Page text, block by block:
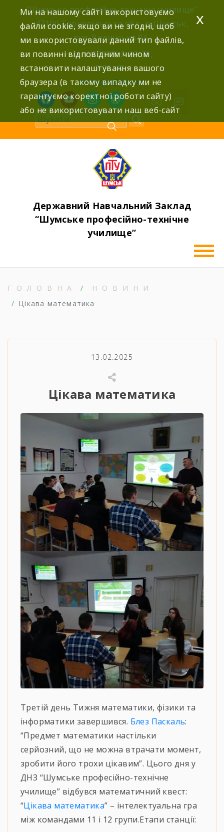
content
“Шумське професійно-технічне училище”
47100 Тернопільська обл., м.Шумськ,
вул. Волинська 8А,
тел: (03558) 2-22-76,
2-25-42,
shumdnz@ukr.net
facebookyoutubeinstagramwordpress
Державний Навчальний Заклад
“Шумське професійно-технічне
училище”
ГОЛОВНА
НОВИНИ
Цікава математика
13.02.2025
Цікава математика
Третій день Тижня математики, фізики та
інформатики завершився. Блез Паскаль:
“Предмет математики настільки
серйозний, що не можна втрачати момент,
зробити його трохи цікавим”. Цього дня у
ДНЗ “Шумське професійно-технічне
училище” відбувся математичний квест:
“Цікава математика” – інтелектуальна гра
між командами 11 і 12 групи.Етапи станції:
Ми на нашому сайті використовуємо
файли cookie, якщо ви не згодні, щоб
ми використовували даний тип файлів,
ви повинні відповідним чином
встановити налаштування вашого
браузера (в такому випадку ми не
гарантуємо коректної роботи сайту)
або не використовувати наш веб-сайт
x